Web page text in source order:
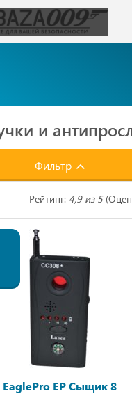
и
Фильтр
EaglePro EP Сыщик 8
Рейтинг: 4,9 из 5